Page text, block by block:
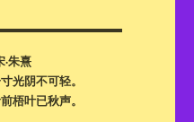
朱熹
光阴不可轻。
梧叶已秋声。